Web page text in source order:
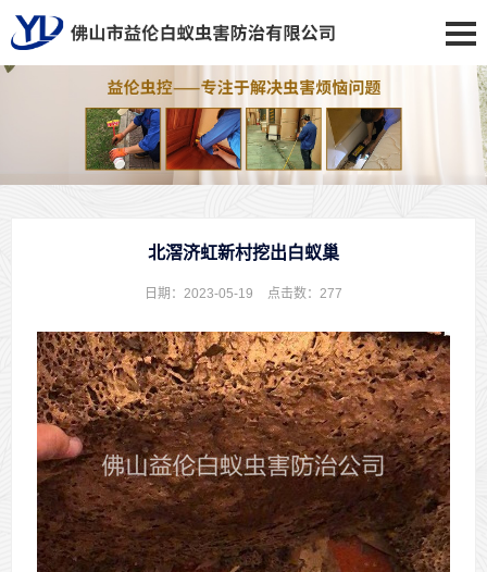
北滘济虹新村挖出白蚁巢
日期：2023-05-19 点击数： 277